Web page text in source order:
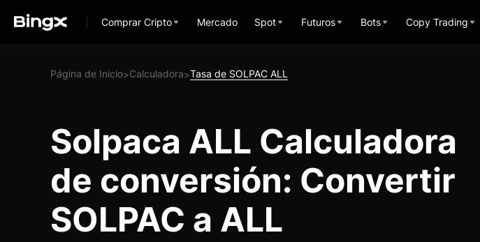
Comprar Cripto Mercado Spot Futuros Bots Copy Trading
Página de Inicio>Calculadora>Tasa de SOLPAC ALL
Solpaca ALL Calculadora
de conversión: Convertir
SOLPAC a ALL